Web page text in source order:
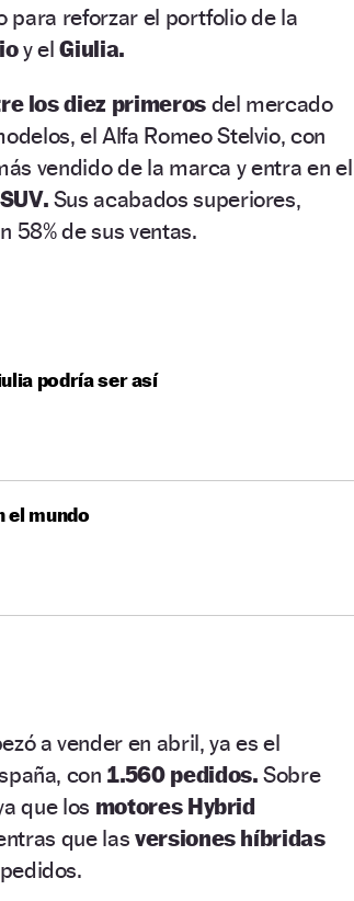
para reforzar el portfolio de la
y elGiulia.
los diez primerosdel mercado
el Alfa Romeo Stelvio, con
vendido de la marca y entra en el
Sus acabados superiores,
58% de sus ventas.
podría ser así
el mundo
a vender en abril, ya es el
con 1.560 pedidos. Sobre
que los motores Hybrid
que las versiones híbridas